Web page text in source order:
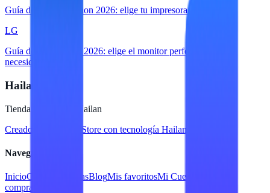
Guía de compra Canon 2026: elige tu impresora perfecta
LG
Guía de compra LG 2026: elige el monitor perfecto para tu
necesidad
Hailan Store
Tienda en línea de Hailan
Creado para
Hailan Store con tecnología Hailan ERP
Navegación
InicioCatálogo MarcasBlogMis favoritosMi Cuenta
compra